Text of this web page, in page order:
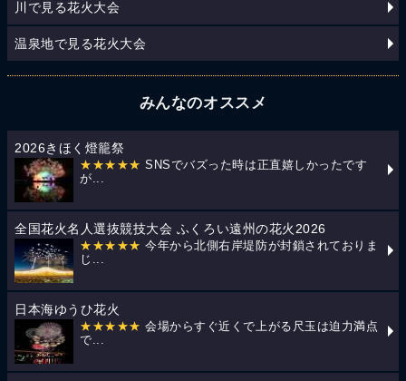
川で見る花火大会
温泉地で見る花火大会
みんなのオススメ
2026きほく燈籠祭
★★★★★ SNSでバズった時は正直嬉しかったです
が...
全国花火名人選抜競技大会 ふくろい遠州の花火2026
★★★★★ 今年から北側右岸堤防が封鎖されておりま
じ...
日本海ゆうひ花火
★★★★★ 会場からすぐ近くで上がる尺玉は迫力満点
で...